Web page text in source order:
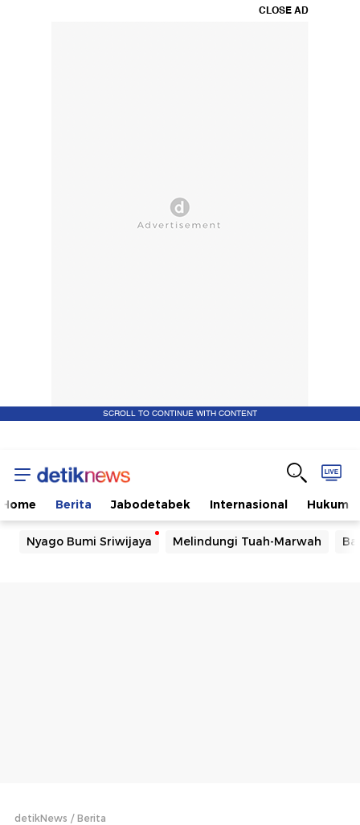
CLOSE AD
SCROLL TO CONTINUE WITH CONTENT
Home Berita Jabodetabek Internasional Hukum
Nyago Bumi Sriwijaya Melindungi Tuah-Marwah
detikNews Berita